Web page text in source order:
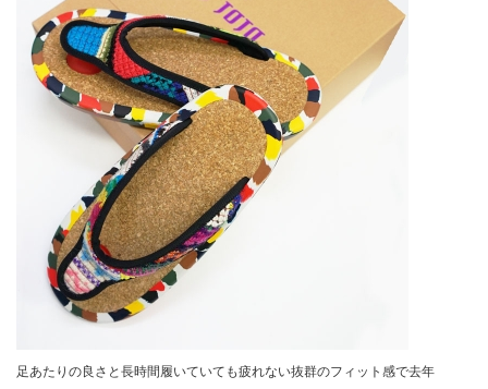
足あたりの良さと長時間履いていても疲れない抜群のフィット感で去年